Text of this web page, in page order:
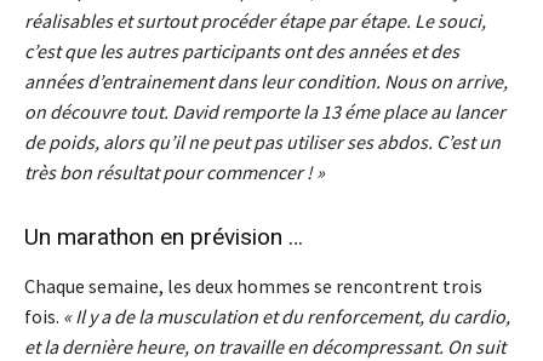
réalisables et surtout procéder étape par étape. Le souci,
c’est que les autres participants ont des années et des
années d’entrainement dans leur condition. Nous on arrive,
on découvre tout. David remporte la 13 éme place au lancer
de poids, alors qu’il ne peut pas utiliser ses abdos. C’est un
très bon résultat pour commencer ! »
Un marathon en prévision …
Chaque semaine, les deux hommes se rencontrent trois
fois. « Il y a de la musculation et du renforcement, du cardio,
et la dernière heure, on travaille en décompressant. On suit